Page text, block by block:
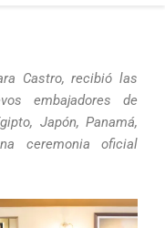
Castro, recibió las
embajadores de
Japón, Panamá,
ceremonia oficial